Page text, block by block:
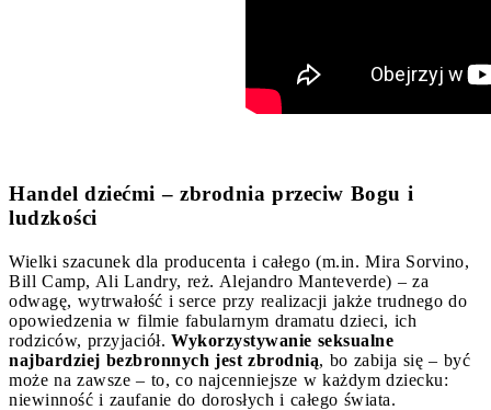
Handel dziećmi – zbrodnia przeciw Bogu i
ludzkości
Wielki szacunek dla producenta i całego (m.in. Mira Sorvino,
Bill Camp, Ali Landry, reż. Alejandro Manteverde) – za
odwagę, wytrwałość i serce przy realizacji jakże trudnego do
opowiedzenia w filmie fabularnym dramatu dzieci, ich
rodziców, przyjaciół. Wykorzystywanie seksualne
najbardziej bezbronnych jest zbrodnią, bo zabija się – być
może na zawsze – to, co najcenniejsze w każdym dziecku:
niewinność i zaufanie do dorosłych i całego świata.